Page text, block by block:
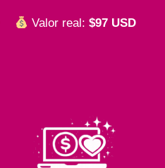
Valor real:$97 USD